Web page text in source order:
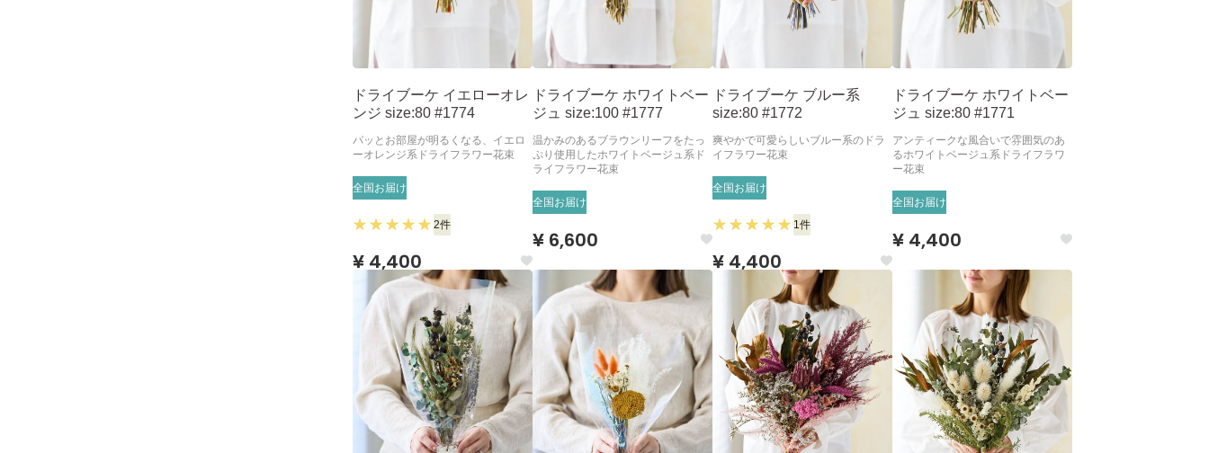
ドライブーケ イエローオレ
ンジ size:80 #1774
パッとお部屋が明るくなる、イエロ
ーオレンジ系ドライフラワー花束
全国お届け
2件
¥ 4,400
ドライブーケ ホワイトベー
ジュ size:100 #1777
温かみのあるブラウンリーフをたっ
ぷり使用したホワイトベージュ系ド
ライフラワー花束
全国お届け
¥ 6,600
ドライブーケ ブルー系
size:80 #1772
爽やかで可愛らしいブルー系のドラ
イフラワー花束
全国お届け
1件
¥ 4,400
ドライブーケ ホワイトベー
ジュ size:80 #1771
アンティークな風合いで雰囲気のあ
るホワイトベージュ系ドライフラワ
ー花束
全国お届け
¥ 4,400